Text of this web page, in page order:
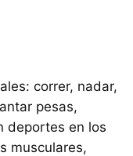
correr, nadar,
pesas,
deportes en los
musculares,